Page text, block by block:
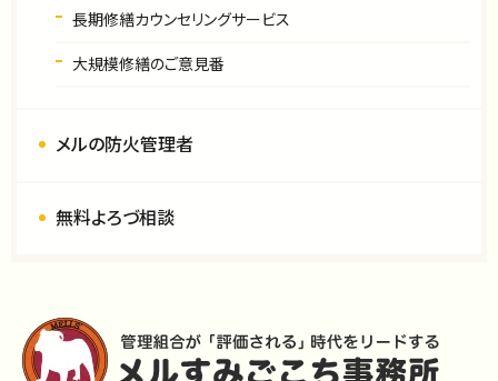
長期修繕カウンセリングサービス
大規模修繕のご意見番
メルの防火管理者
無料よろづ相談